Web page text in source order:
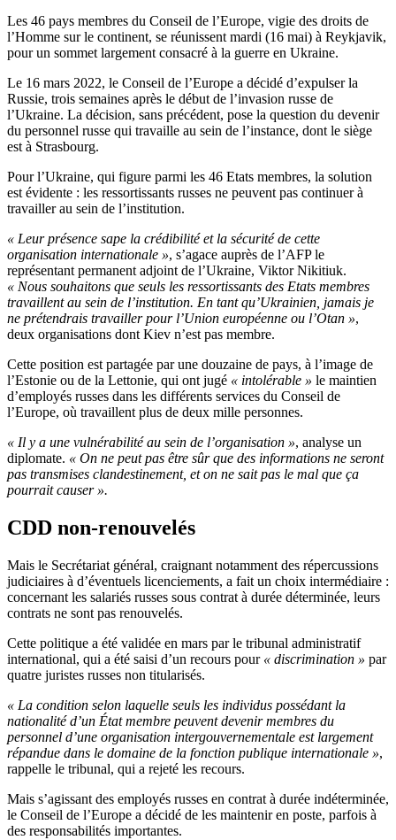
Les 46 pays membres du Conseil de l’Europe, vigie des droits de
l’Homme sur le continent, se réunissent mardi (16 mai) à Reykjavik,
pour un sommet largement consacré à la guerre en Ukraine.
Le 16 mars 2022, le Conseil de l’Europe a décidé d’expulser la
Russie, trois semaines après le début de l’invasion russe de
l’Ukraine. La décision, sans précédent, pose la question du devenir
du personnel russe qui travaille au sein de l’instance, dont le siège
est à Strasbourg.
Pour l’Ukraine, qui figure parmi les 46 Etats membres, la solution
est évidente : les ressortissants russes ne peuvent pas continuer à
travailler au sein de l’institution.
« Leur présence sape la crédibilité et la sécurité de cette
organisation internationale », s’agace auprès de l’AFP le
représentant permanent adjoint de l’Ukraine, Viktor Nikitiuk.
« Nous souhaitons que seuls les ressortissants des Etats membres
travaillent au sein de l’institution. En tant qu’Ukrainien, jamais je
ne prétendrais travailler pour l’Union européenne ou l’Otan »,
deux organisations dont Kiev n’est pas membre.
Cette position est partagée par une douzaine de pays, à l’image de
l’Estonie ou de la Lettonie, qui ont jugé « intolérable » le maintien
d’employés russes dans les différents services du Conseil de
l’Europe, où travaillent plus de deux mille personnes.
« Il y a une vulnérabilité au sein de l’organisation », analyse un
diplomate. « On ne peut pas être sûr que des informations ne seront
pas transmises clandestinement, et on ne sait pas le mal que ça
pourrait causer ».
CDD non-renouvelés
Mais le Secrétariat général, craignant notamment des répercussions
judiciaires à d’éventuels licenciements, a fait un choix intermédiaire :
concernant les salariés russes sous contrat à durée déterminée, leurs
contrats ne sont pas renouvelés.
Cette politique a été validée en mars par le tribunal administratif
international, qui a été saisi d’un recours pour « discrimination » par
quatre juristes russes non titularisés.
« La condition selon laquelle seuls les individus possédant la
nationalité d’un État membre peuvent devenir membres du
personnel d’une organisation intergouvernementale est largement
répandue dans le domaine de la fonction publique internationale »,
rappelle le tribunal, qui a rejeté les recours.
Mais s’agissant des employés russes en contrat à durée indéterminée,
le Conseil de l’Europe a décidé de les maintenir en poste, parfois à
des responsabilités importantes.